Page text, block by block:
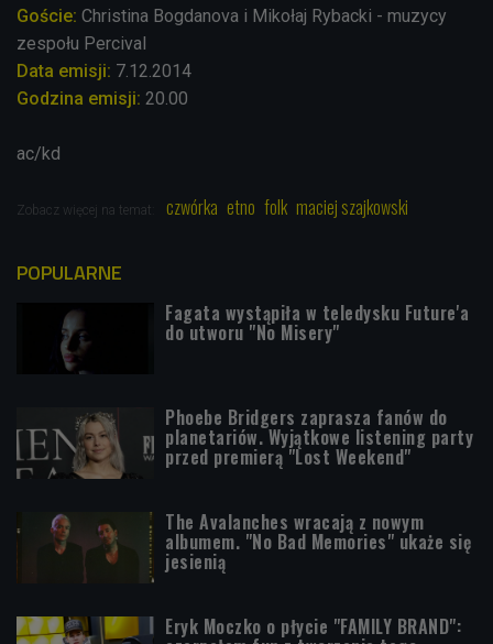
Goście: Christina Bogdanova i Mikołaj Rybacki - muzycy
zespołu Percival
Data emisji: 7.12.2014
Godzina emisji: 20.00
ac/kd
Zobacz więcej na temat: czwórka etno folk maciej szajkowski
POPULARNE
Fagata wystąpiła w teledysku Future'a
do utworu "No Misery"
Phoebe Bridgers zaprasza fanów do
planetariów. Wyjątkowe listening party
przed premierą "Lost Weekend"
The Avalanches wracają z nowym
albumem. "No Bad Memories" ukaże się
jesienią
Eryk Moczko o płycie "FAMILY BRAND":